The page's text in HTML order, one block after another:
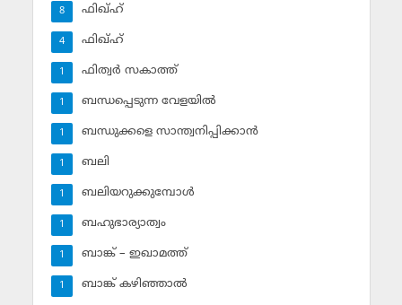
ഫിഖ്ഹ്
8
ഫിഖ്ഹ്‌
4
ഫിത്വര്‍ സകാത്ത്‌
1
ബന്ധപ്പെടുന്ന വേളയില്‍
1
ബന്ധുക്കളെ സാന്ത്വനിപ്പിക്കാന്‍
1
ബലി
1
ബലിയറുക്കുമ്പോള്‍
1
ബഹുഭാര്യാത്വം
1
ബാങ്ക് – ഇഖാമത്ത്
1
ബാങ്ക് കഴിഞ്ഞാല്‍
1